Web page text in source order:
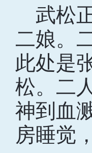
武松
二娘。
此处是
松。二
神到血
房睡觉